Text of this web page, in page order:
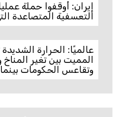
إيران: أوقفوا حملة
التعسفية المتصاعدة
عالميًا: الحرارة
المميت بين تغير
وتقاعس الحكومات